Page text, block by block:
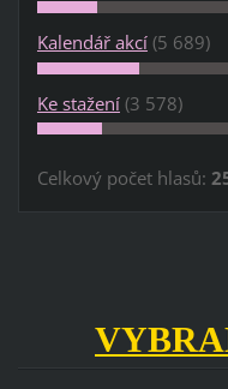
Kalendář akcí (5 689)
Ke stažení (3 578)
Celkový počet hlasů: